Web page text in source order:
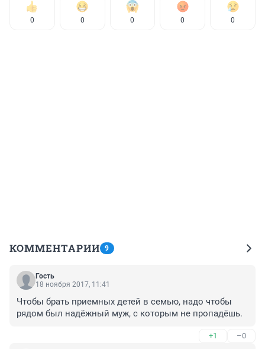
0 0 0 0 0
КОММЕНТАРИИ 9
Гость
18 ноября 2017, 11:41
Чтобы брать приемных детей в семью, надо чтобы
рядом был надёжный муж, с которым не пропадёшь.
+1 –0